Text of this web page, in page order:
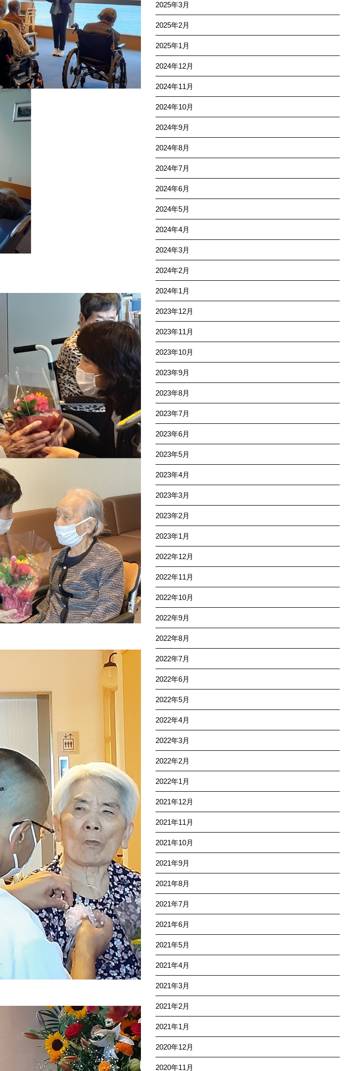
2025年3月
2025年2月
2025年1月
2024年12月
2024年11月
2024年10月
2024年9月
2024年8月
2024年7月
2024年6月
2024年5月
2024年4月
2024年3月
2024年2月
2024年1月
2023年12月
2023年11月
2023年10月
2023年9月
2023年8月
2023年7月
2023年6月
2023年5月
2023年4月
2023年3月
2023年2月
2023年1月
2022年12月
2022年11月
2022年10月
2022年9月
2022年8月
2022年7月
2022年6月
2022年5月
2022年4月
2022年3月
2022年2月
2022年1月
2021年12月
2021年11月
2021年10月
2021年9月
2021年8月
2021年7月
2021年6月
2021年5月
2021年4月
2021年3月
2021年2月
2021年1月
2020年12月
2020年11月